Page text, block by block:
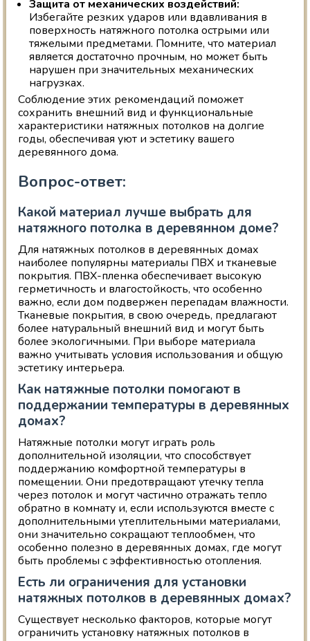
Защита от механических воздействий:
Избегайте резких ударов или вдавливания в
поверхность натяжного потолка острыми или
тяжелыми предметами. Помните, что материал
является достаточно прочным, но может быть
нарушен при значительных механических
нагрузках.
Соблюдение этих рекомендаций поможет
сохранить внешний вид и функциональные
характеристики натяжных потолков на долгие
годы, обеспечивая уют и эстетику вашего
деревянного дома.
Вопрос-ответ:
Какой материал лучше выбрать для
натяжного потолка в деревянном доме?
Для натяжных потолков в деревянных домах
наиболее популярны материалы ПВХ и тканевые
покрытия. ПВХ-пленка обеспечивает высокую
герметичность и влагостойкость, что особенно
важно, если дом подвержен перепадам влажности.
Тканевые покрытия, в свою очередь, предлагают
более натуральный внешний вид и могут быть
более экологичными. При выборе материала
важно учитывать условия использования и общую
эстетику интерьера.
Как натяжные потолки помогают в
поддержании температуры в деревянных
домах?
Натяжные потолки могут играть роль
дополнительной изоляции, что способствует
поддержанию комфортной температуры в
помещении. Они предотвращают утечку тепла
через потолок и могут частично отражать тепло
обратно в комнату и, если используются вместе с
дополнительными утеплительными материалами,
они значительно сокращают теплообмен, что
особенно полезно в деревянных домах, где могут
быть проблемы с эффективностью отопления.
Есть ли ограничения для установки
натяжных потолков в деревянных домах?
Существует несколько факторов, которые могут
ограничить установку натяжных потолков в